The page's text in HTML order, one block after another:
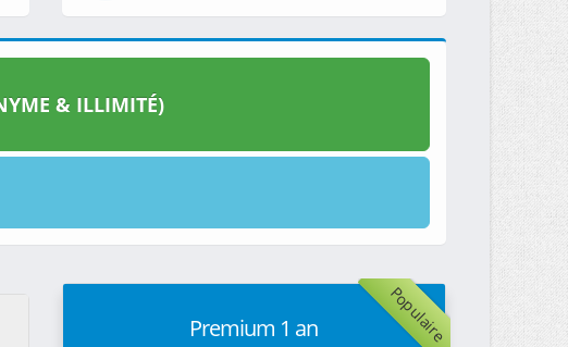
& ILLIMITÉ)
Populaire
Premium 1 an